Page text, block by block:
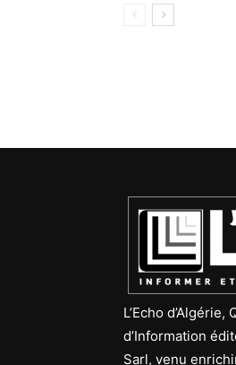
L’Echo
d’Information
Sarl, venu